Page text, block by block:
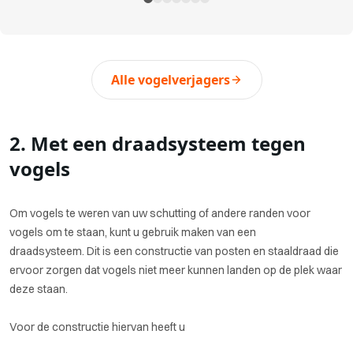
Alle vogelverjagers
2. Met een draadsysteem tegen
vogels
Om vogels te weren van uw schutting of andere randen voor
vogels om te staan, kunt u gebruik maken van een
draadsysteem. Dit is een constructie van posten en staaldraad die
ervoor zorgen dat vogels niet meer kunnen landen op de plek waar
deze staan.
Voor de constructie hiervan heeft u